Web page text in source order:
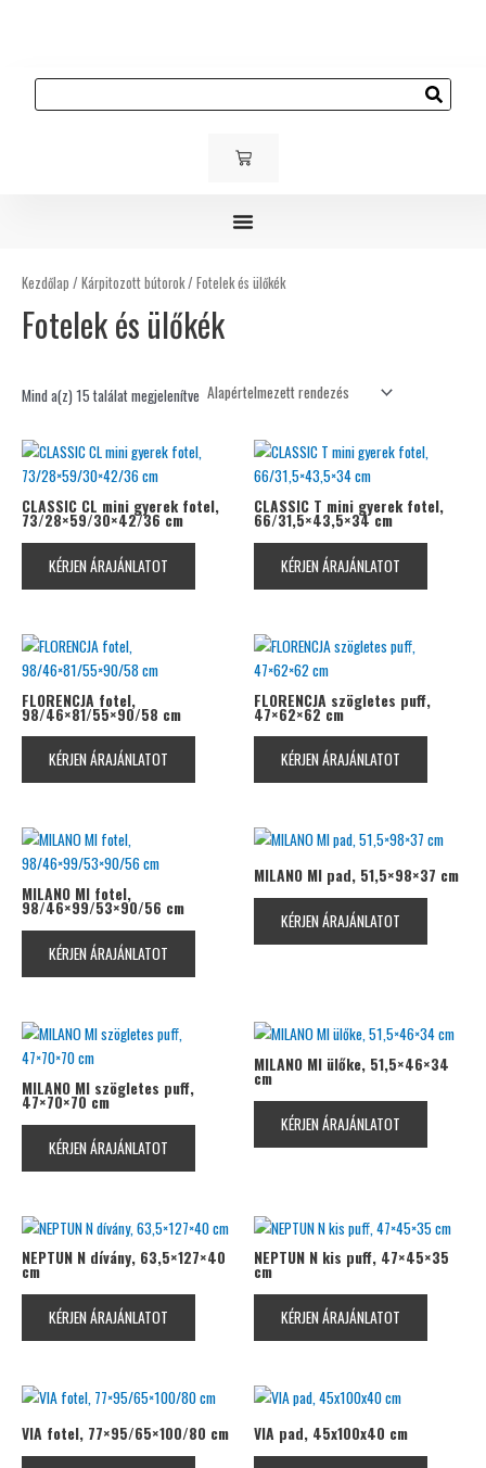
KOSÁR
Kezdőlap / Kárpitozott bútorok/ Fotelek és ülőkék
Fotelek és ülőkék
Mind a(z) 15 találat megjelenítve
CLASSIC CL mini gyerek fotel,
73/28×59/30×42/36 cm
KÉRJEN ÁRAJÁNLATOT
CLASSIC T mini gyerek fotel,
66/31,5×43,5×34 cm
KÉRJEN ÁRAJÁNLATOT
FLORENCJA fotel,
98/46×81/55×90/58 cm
KÉRJEN ÁRAJÁNLATOT
FLORENCJA szögletes puff,
47×62×62 cm
KÉRJEN ÁRAJÁNLATOT
MILANO MI fotel,
98/46×99/53×90/56 cm
KÉRJEN ÁRAJÁNLATOT
MILANO MI pad, 51,5×98×37 cm
KÉRJEN ÁRAJÁNLATOT
MILANO MI szögletes puff,
47×70×70 cm
KÉRJEN ÁRAJÁNLATOT
MILANO MI ülőke, 51,5×46×34
cm
KÉRJEN ÁRAJÁNLATOT
NEPTUN N dívány, 63,5×127×40
cm
KÉRJEN ÁRAJÁNLATOT
NEPTUN N kis puff, 47×45×35
cm
KÉRJEN ÁRAJÁNLATOT
VIA fotel, 77×95/65×100/80 cm VIA pad, 45x100x40 cm